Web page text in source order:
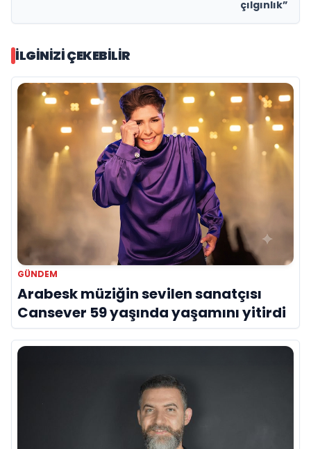
çılgınlık”
İLGINIZI ÇEKEBILIR
GÜNDEM
Arabesk müziğin sevilen sanatçısı
Cansever 59 yaşında yaşamını yitirdi